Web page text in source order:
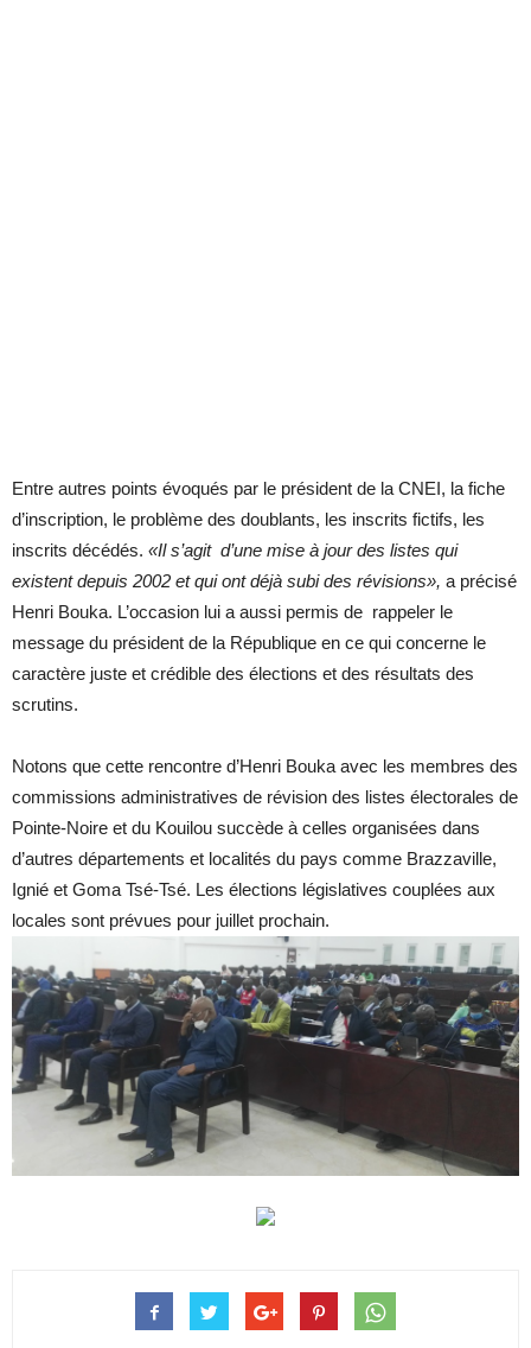
Entre autres points évoqués par le président de la CNEI, la fiche
d’inscription, le problème des doublants, les inscrits fictifs, les
inscrits décédés. «Il s’agit d’une mise à jour des listes qui
existent depuis 2002 et qui ont déjà subi des révisions», a précisé
Henri Bouka. L’occasion lui a aussi permis de rappeler le
message du président de la République en ce qui concerne le
caractère juste et crédible des élections et des résultats des
scrutins.
Notons que cette rencontre d’Henri Bouka avec les membres des
commissions administratives de révision des listes électorales de
Pointe-Noire et du Kouilou succède à celles organisées dans
d’autres départements et localités du pays comme Brazzaville,
Ignié et Goma Tsé-Tsé. Les élections législatives couplées aux
locales sont prévues pour juillet prochain.